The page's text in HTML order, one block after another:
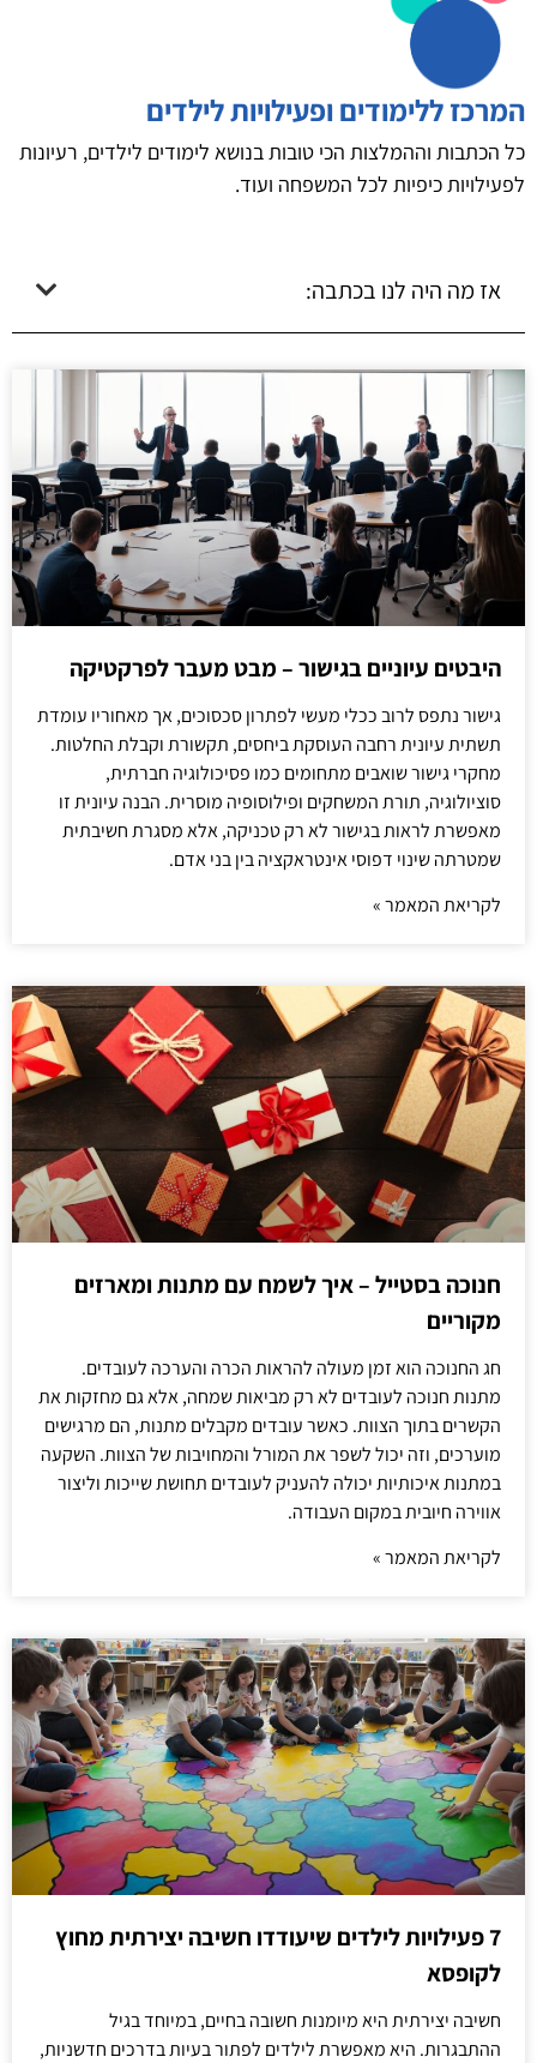
המרכז ללימודים ופעילויות לילדים
כל הכתבות וההמלצות הכי טובות בנושא לימודים לילדים, רעיונות
לפעילויות כיפיות לכל המשפחה ועוד.
אז מה היה לנו בכתבה:
היבטים עיוניים בגישור – מבט מעבר לפרקטיקה
גישור נתפס לרוב ככלי מעשי לפתרון סכסוכים, אך מאחוריו עומדת
תשתית עיונית רחבה העוסקת ביחסים, תקשורת וקבלת החלטות.
מחקרי גישור שואבים מתחומים כמו פסיכולוגיה חברתית,
סוציולוגיה, תורת המשחקים ופילוסופיה מוסרית. הבנה עיונית זו
מאפשרת לראות בגישור לא רק טכניקה, אלא מסגרת חשיבתית
שמטרתה שינוי דפוסי אינטראקציה בין בני אדם.
לקריאת המאמר »
חנוכה בסטייל – איך לשמח עם מתנות ומארזים
מקוריים
חג החנוכה הוא זמן מעולה להראות הכרה והערכה לעובדים.
מתנות חנוכה לעובדים לא רק מביאות שמחה, אלא גם מחזקות את
הקשרים בתוך הצוות. כאשר עובדים מקבלים מתנות, הם מרגישים
מוערכים, וזה יכול לשפר את המורל והמחויבות של הצוות. השקעה
במתנות איכותיות יכולה להעניק לעובדים תחושת שייכות וליצור
אווירה חיובית במקום העבודה.
לקריאת המאמר »
7 פעילויות לילדים שיעודדו חשיבה יצירתית מחוץ
לקופסא
חשיבה יצירתית היא מיומנות חשובה בחיים, במיוחד בגיל
ההתבגרות. היא מאפשרת לילדים לפתור בעיות בדרכים חדשניות,